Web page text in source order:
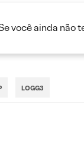
você ainda não
LOGG3